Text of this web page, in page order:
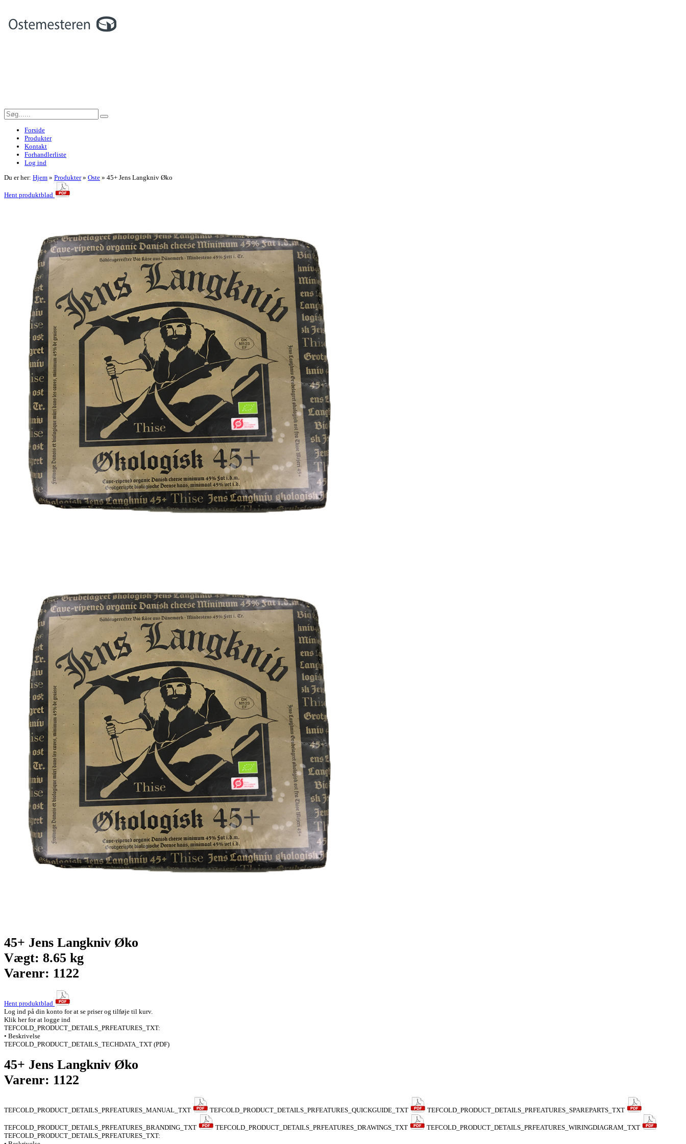
Forside
Produkter
Kontakt
Forhandlerliste
Log ind
Du er her: Hjem » Produkter» Oste » 45+ Jens Langkniv Øko
Hent produktblad
45+ Jens Langkniv Øko
Vægt: 8.65 kg
Varenr: 1122
Hent produktblad
Log ind på din konto for at se priser og tilføje til kurv.
Klik her for at logge ind
TEFCOLD_PRODUCT_DETAILS_PRFEATURES_TXT:
• Beskrivelse
TEFCOLD_PRODUCT_DETAILS_TECHDATA_TXT (PDF)
45+ Jens Langkniv Øko
Varenr: 1122
TEFCOLD_PRODUCT_DETAILS_PRFEATURES_MANUAL_TXT TEFCOLD_PRODUCT_DETAILS_PRFEATURES_QUICKGUIDE_TXT TEFCOLD_PRODUCT_DETAILS_PRFEATURES_SPAREPARTS_TXT
TEFCOLD_PRODUCT_DETAILS_PRFEATURES_BRANDING_TXT TEFCOLD_PRODUCT_DETAILS_PRFEATURES_DRAWINGS_TXT
TEFCOLD_PRODUCT_DETAILS_PRFEATURES_WIRINGDIAGRAM_TXT
TEFCOLD_PRODUCT_DETAILS_PRFEATURES_TXT: